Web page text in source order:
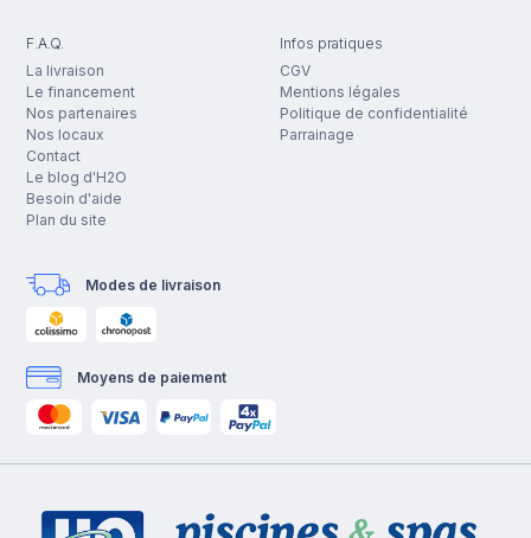
F.A.Q.
La livraison
Le financement
Nos partenaires
Nos locaux
Contact
Le blog d'H2O
Besoin d'aide
Plan du site
Infos pratiques
CGV
Mentions légales
Politique de confidentialité
Parrainage
Modes de livraison
Moyens de paiement